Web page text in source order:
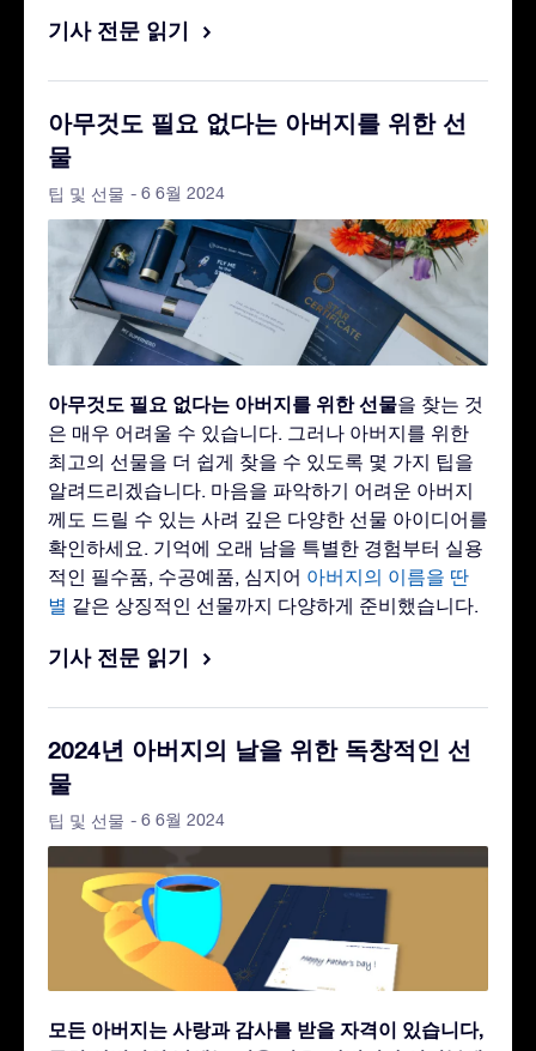
기사 전문 읽기
아무것도 필요 없다는 아버지를 위한 선
물
팁 및 선물 - 6 6월 2024
아무것도 필요 없다는 아버지를 위한 선물을 찾는 것
은 매우 어려울 수 있습니다. 그러나 아버지를 위한
최고의 선물을 더 쉽게 찾을 수 있도록 몇 가지 팁을
알려드리겠습니다. 마음을 파악하기 어려운 아버지
께도 드릴 수 있는 사려 깊은 다양한 선물 아이디어를
확인하세요. 기억에 오래 남을 특별한 경험부터 실용
적인 필수품, 수공예품, 심지어 아버지의 이름을 딴
별 같은 상징적인 선물까지 다양하게 준비했습니다.
기사 전문 읽기
2024년 아버지의 날을 위한 독창적인 선
물
팁 및 선물 - 6 6월 2024
모든 아버지는 사랑과 감사를 받을 자격이 있습니다,